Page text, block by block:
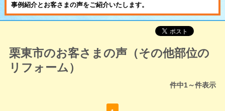
事例紹介とお客さまの声をご紹介いたします。
栗東市のお客さまの声（その他部位の
リフォーム）
件中1～件表示